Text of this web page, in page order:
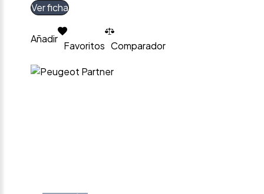
Ver ficha
Añadir
Favoritos Comparador